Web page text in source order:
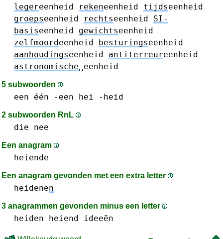
legereenheid rekeneenheid tijdseenheid
groepseenheid rechtseenheid
SI-
basiseenheid gewichtseenheid
zelfmoordeenheid besturingseenheid
aanhoudingseenheid antiterreureenheid
astronomische␣eenheid
5 subwoorden
een één -een hei -heid
2 subwoorden RnL
die nee
Een anagram
heiende
Een anagram gevonden met een extra letter
heidenen
3 anagrammen gevonden minus een letter
heiden heiend ideeën